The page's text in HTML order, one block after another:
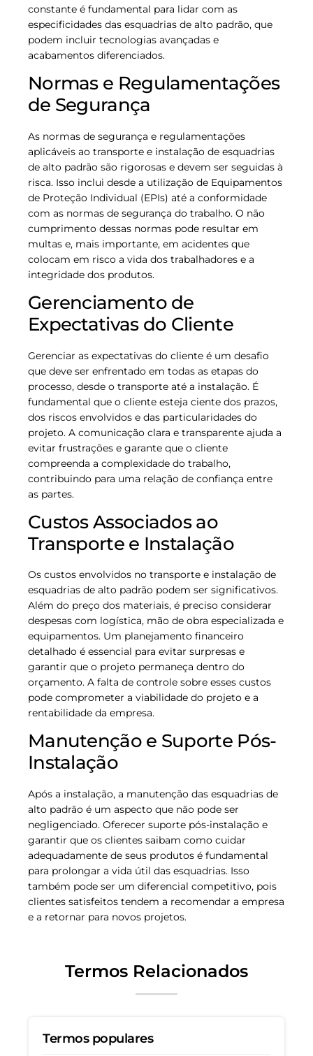
constante é fundamental para lidar com as
especificidades das esquadrias de alto padrão, que
podem incluir tecnologias avançadas e
acabamentos diferenciados.
Normas e Regulamentações
de Segurança
As normas de segurança e regulamentações
aplicáveis ao transporte e instalação de esquadrias
de alto padrão são rigorosas e devem ser seguidas à
risca. Isso inclui desde a utilização de Equipamentos
de Proteção Individual (EPIs) até a conformidade
com as normas de segurança do trabalho. O não
cumprimento dessas normas pode resultar em
multas e, mais importante, em acidentes que
colocam em risco a vida dos trabalhadores e a
integridade dos produtos.
Gerenciamento de
Expectativas do Cliente
Gerenciar as expectativas do cliente é um desafio
que deve ser enfrentado em todas as etapas do
processo, desde o transporte até a instalação. É
fundamental que o cliente esteja ciente dos prazos,
dos riscos envolvidos e das particularidades do
projeto. A comunicação clara e transparente ajuda a
evitar frustrações e garante que o cliente
compreenda a complexidade do trabalho,
contribuindo para uma relação de confiança entre
as partes.
Custos Associados ao
Transporte e Instalação
Os custos envolvidos no transporte e instalação de
esquadrias de alto padrão podem ser significativos.
Além do preço dos materiais, é preciso considerar
despesas com logística, mão de obra especializada e
equipamentos. Um planejamento financeiro
detalhado é essencial para evitar surpresas e
garantir que o projeto permaneça dentro do
orçamento. A falta de controle sobre esses custos
pode comprometer a viabilidade do projeto e a
rentabilidade da empresa.
Manutenção e Suporte Pós-
Instalação
Após a instalação, a manutenção das esquadrias de
alto padrão é um aspecto que não pode ser
negligenciado. Oferecer suporte pós-instalação e
garantir que os clientes saibam como cuidar
adequadamente de seus produtos é fundamental
para prolongar a vida útil das esquadrias. Isso
também pode ser um diferencial competitivo, pois
clientes satisfeitos tendem a recomendar a empresa
e a retornar para novos projetos.
Termos Relacionados
Termos populares